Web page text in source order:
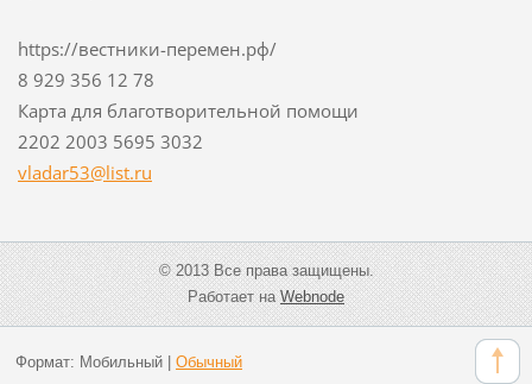
https://вестники-перемен.рф/
8 929 356 12 78
Карта для благотворительной помощи
2202 2003 5695 3032
vladar53@list.ru
© 2013 Все права защищены.
Работает наWebnode
Формат: Мобильный| Обычный